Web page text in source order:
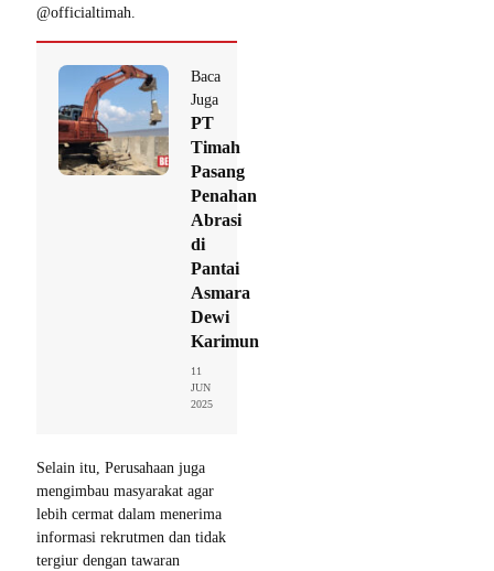
@officialtimah.
Baca
Juga
PT
Timah
Pasang
Penahan
Abrasi
di
Pantai
Asmara
Dewi
Karimun
11
JUN
2025
Selain itu, Perusahaan juga
mengimbau masyarakat agar
lebih cermat dalam menerima
informasi rekrutmen dan tidak
tergiur dengan tawaran